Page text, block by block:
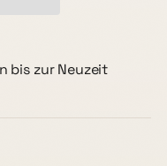
bis zur Neuzeit